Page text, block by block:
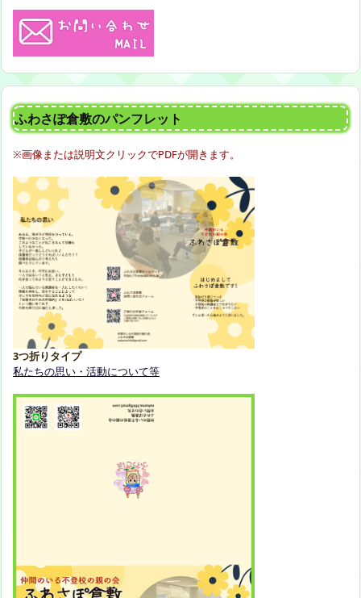
ふわさぽ倉敷のパンフレット
※画像または説明文クリックでPDFが開きます。
3つ折りタイプ
私たちの思い・活動について等